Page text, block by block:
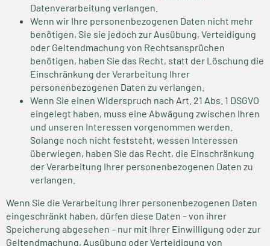
Datenverarbeitung verlangen.
Wenn wir Ihre personenbezogenen Daten nicht mehr
benötigen, Sie sie jedoch zur Ausübung, Verteidigung
oder Geltendmachung von Rechtsansprüchen
benötigen, haben Sie das Recht, statt der Löschung die
Einschränkung der Verarbeitung Ihrer
personenbezogenen Daten zu verlangen.
Wenn Sie einen Widerspruch nach Art. 21 Abs. 1 DSGVO
eingelegt haben, muss eine Abwägung zwischen Ihren
und unseren Interessen vorgenommen werden.
Solange noch nicht feststeht, wessen Interessen
überwiegen, haben Sie das Recht, die Einschränkung
der Verarbeitung Ihrer personenbezogenen Daten zu
verlangen.
Wenn Sie die Verarbeitung Ihrer personenbezogenen Daten
eingeschränkt haben, dürfen diese Daten – von ihrer
Speicherung abgesehen – nur mit Ihrer Einwilligung oder zur
Geltendmachung, Ausübung oder Verteidigung von